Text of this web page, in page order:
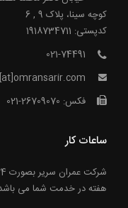
کوچه سینا، پلاک 9 , 6
کدپستی: 1918734711
021-74491
فکس: 26709070-021
ساعات کار
هفته در خدمت شما می